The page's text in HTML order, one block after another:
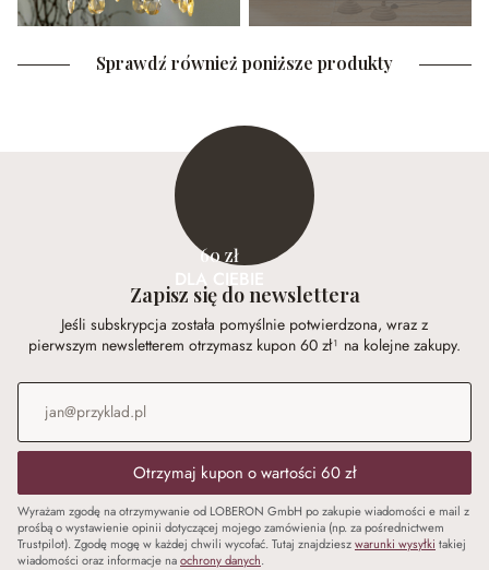
Sprawdź również poniższe produkty
60 zł
DLA CIEBIE
Zapisz się do newslettera
Jeśli subskrypcja została pomyślnie potwierdzona, wraz z
pierwszym newsletterem otrzymasz kupon 60 zł¹ na kolejne zakupy.
Adres e-mail*
Otrzymaj kupon o wartości 60 zł
Wyrażam zgodę na otrzymywanie od LOBERON GmbH po zakupie wiadomości e mail z
prośbą o wystawienie opinii dotyczącej mojego zamówienia (np. za pośrednictwem
Trustpilot). Zgodę mogę w każdej chwili wycofać. Tutaj znajdzieszwarunki wysyłki takiej
wiadomości oraz informacje naochrony danych.